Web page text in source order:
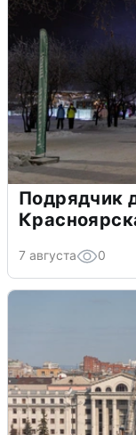
Подрядчик
7 августа 0